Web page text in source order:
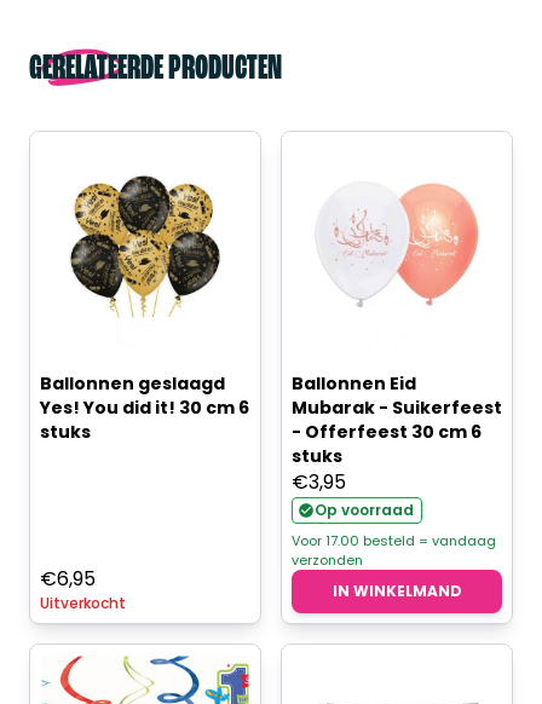
GERELATEERDE PRODUCTEN
Ballonnen geslaagd
Yes! You did it! 30 cm 6
stuks
€6,95
Uitverkocht
Ballonnen Eid
Mubarak - Suikerfeest
- Offerfeest 30 cm 6
stuks
€3,95
Op voorraad
Voor 17.00 besteld = vandaag
verzonden
IN WINKELMAND